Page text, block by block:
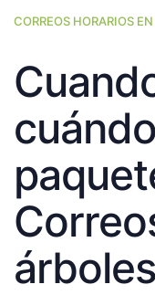
CORREOS HORARIOS